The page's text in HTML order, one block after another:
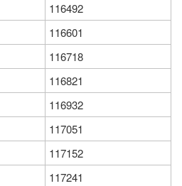
116492
116601
116718
116821
116932
117051
117152
117241